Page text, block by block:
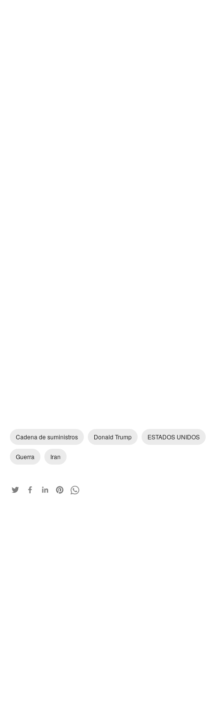
Cadena de suministros Donald Trump ESTADOS UNIDOS
Guerra Iran